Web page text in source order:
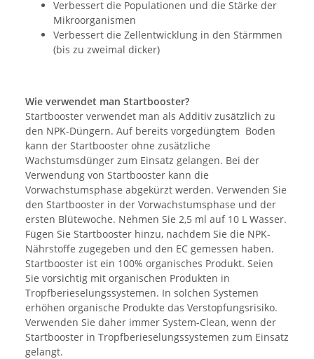
Verbessert die Populationen und die Stärke der
Mikroorganismen
Verbessert die Zellentwicklung in den Stärmmen
(bis zu zweimal dicker)
Wie verwendet man Startbooster?
Startbooster verwendet man als Additiv zusätzlich zu
den NPK-Düngern. Auf bereits vorgedüngtem Boden
kann der Startbooster ohne zusätzliche
Wachstumsdünger zum Einsatz gelangen. Bei der
Verwendung von Startbooster kann die
Vorwachstumsphase abgekürzt werden. Verwenden Sie
den Startbooster in der Vorwachstumsphase und der
ersten Blütewoche. Nehmen Sie 2,5 ml auf 10 L Wasser.
Fügen Sie Startbooster hinzu, nachdem Sie die NPK-
Nährstoffe zugegeben und den EC gemessen haben.
Startbooster ist ein 100% organisches Produkt. Seien
Sie vorsichtig mit organischen Produkten in
Tropfberieselungssystemen. In solchen Systemen
erhöhen organische Produkte das Verstopfungsrisiko.
Verwenden Sie daher immer System-Clean, wenn der
Startbooster in Tropfberieselungssystemen zum Einsatz
gelangt.